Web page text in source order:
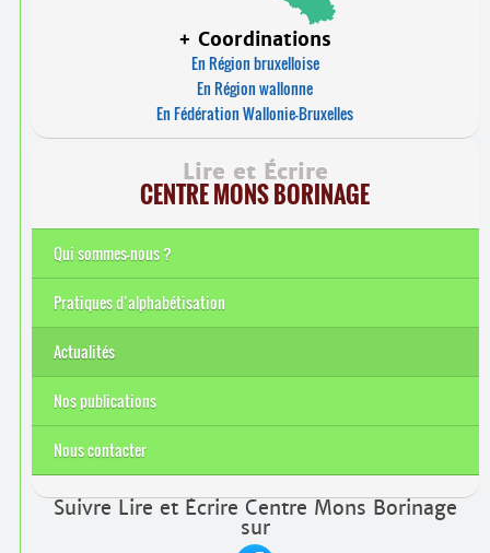
+ Coordinations
En Région bruxelloise
En Région wallonne
En Fédération Wallonie-Bruxelles
Lire et Écrire
CENTRE MONS BORINAGE
Qui sommes-nous ?
Pratiques d’alphabétisation
Actualités
Nos publications
Nous contacter
Suivre Lire et Écrire Centre Mons Borinage
sur